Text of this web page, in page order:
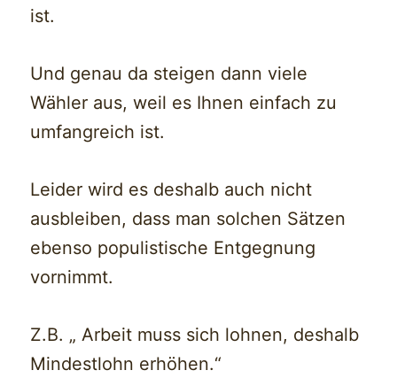
ist.
Und genau da steigen dann viele
Wähler aus, weil es Ihnen einfach zu
umfangreich ist.
Leider wird es deshalb auch nicht
ausbleiben, dass man solchen Sätzen
ebenso populistische Entgegnung
vornimmt.
Z.B. „ Arbeit muss sich lohnen, deshalb
Mindestlohn erhöhen.“